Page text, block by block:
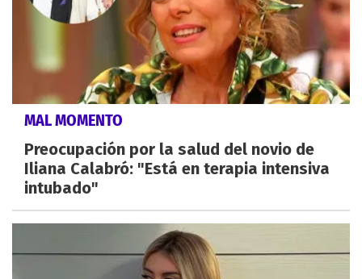
MAL MOMENTO
Preocupación por la salud del novio de
Iliana Calabró: "Está en terapia intensiva
intubado"